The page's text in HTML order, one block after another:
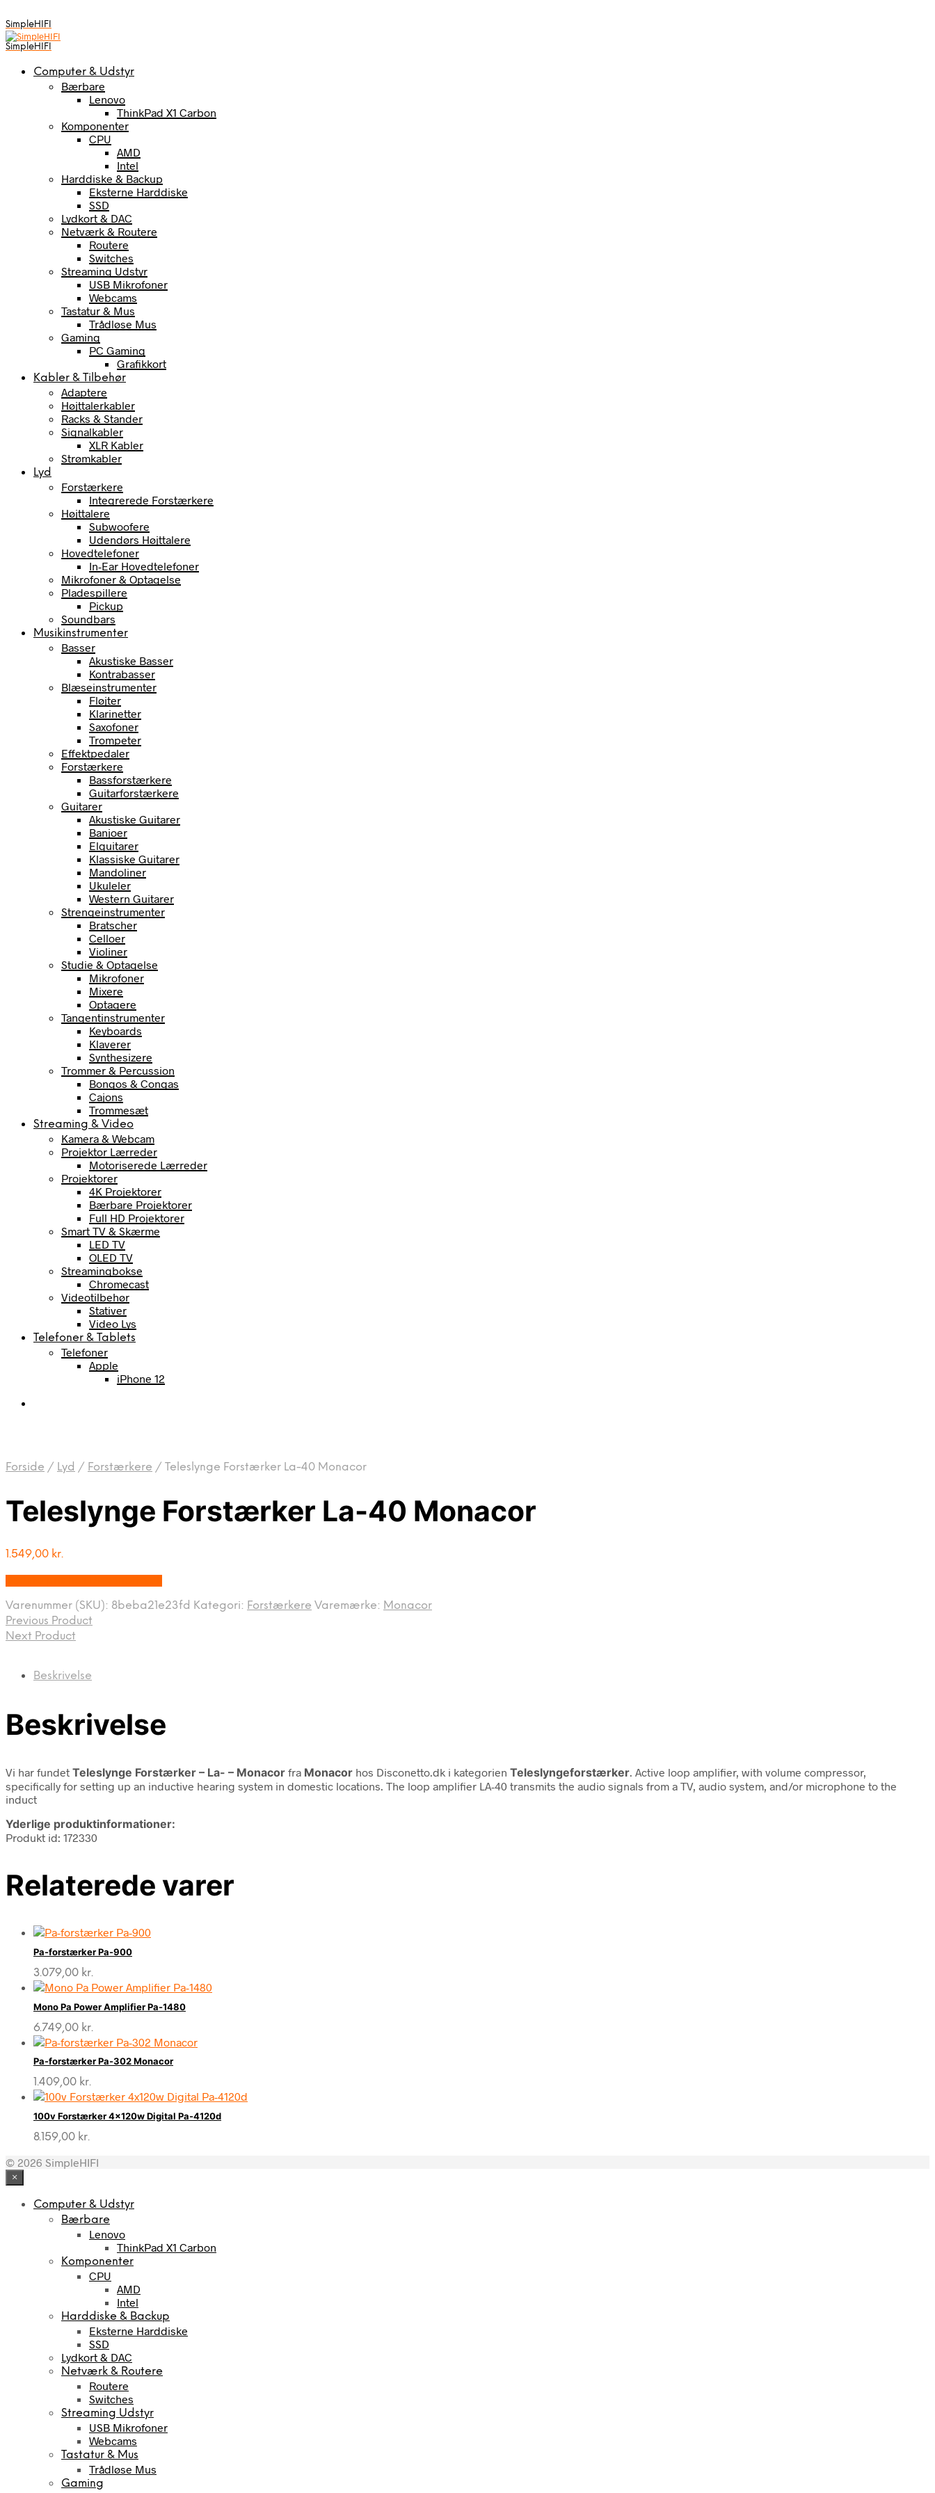
SimpleHIFI
SimpleHIFI
Computer & Udstyr
Bærbare
Lenovo
ThinkPad X1 Carbon
Komponenter
CPU
AMD
Intel
Harddiske & Backup
Eksterne Harddiske
SSD
Lydkort & DAC
Netværk & Routere
Routere
Switches
Streaming Udstyr
USB Mikrofoner
Webcams
Tastatur & Mus
Trådløse Mus
Gaming
PC Gaming
Grafikkort
Kabler & Tilbehør
Adaptere
Højttalerkabler
Racks & Stander
Signalkabler
XLR Kabler
Strømkabler
Lyd
Forstærkere
Integrerede Forstærkere
Højttalere
Subwoofere
Udendørs Højttalere
Hovedtelefoner
In-Ear Hovedtelefoner
Mikrofoner & Optagelse
Pladespillere
Pickup
Soundbars
Musikinstrumenter
Basser
Akustiske Basser
Kontrabasser
Blæseinstrumenter
Fløjter
Klarinetter
Saxofoner
Trompeter
Effektpedaler
Forstærkere
Bassforstærkere
Guitarforstærkere
Guitarer
Akustiske Guitarer
Banjoer
Elguitarer
Klassiske Guitarer
Mandoliner
Ukuleler
Western Guitarer
Strengeinstrumenter
Bratscher
Celloer
Violiner
Studie & Optagelse
Mikrofoner
Mixere
Optagere
Tangentinstrumenter
Keyboards
Klaverer
Synthesizere
Trommer & Percussion
Bongos & Congas
Cajons
Trommesæt
Streaming & Video
Kamera & Webcam
Projektor Lærreder
Motoriserede Lærreder
Projektorer
4K Projektorer
Bærbare Projektorer
Full HD Projektorer
Smart TV & Skærme
LED TV
OLED TV
Streamingbokse
Chromecast
Videotilbehør
Stativer
Video Lys
Telefoner & Tablets
Telefoner
Apple
iPhone 12
Forside / Lyd / Forstærkere / Teleslynge Forstærker La-40 Monacor
Teleslynge Forstærker La-40 Monacor
1.549,00 kr.
Varenummer (SKU): 8beba21e23fd Kategori: Forstærkere Varemærke: Monacor
Previous Product
Next Product
Beskrivelse
Beskrivelse
Vi har fundet Teleslynge Forstærker – La- – Monacor fra Monacor hos Disconetto.dk i kategorien Teleslyngeforstærker . Active loop amplifier, with volume compressor,
specifically for setting up an inductive hearing system in domestic locations. The loop amplifier LA-40 transmits the audio signals from a TV, audio system, and/or microphone to the
induct
Yderlige produktinformationer:
Produkt id: 172330
Relaterede varer
Pa-forstærker Pa-900
3.079,00 kr.
Mono Pa Power Amplifier Pa-1480
6.749,00 kr.
Pa-forstærker Pa-302 Monacor
1.409,00 kr.
100v Forstærker 4x120w Digital Pa-4120d
8.159,00 kr.
© 2026 SimpleHIFI
×
Computer & Udstyr
Bærbare
Lenovo
ThinkPad X1 Carbon
Komponenter
CPU
AMD
Intel
Harddiske & Backup
Eksterne Harddiske
SSD
Lydkort & DAC
Netværk & Routere
Routere
Switches
Streaming Udstyr
USB Mikrofoner
Webcams
Tastatur & Mus
Trådløse Mus
Gaming